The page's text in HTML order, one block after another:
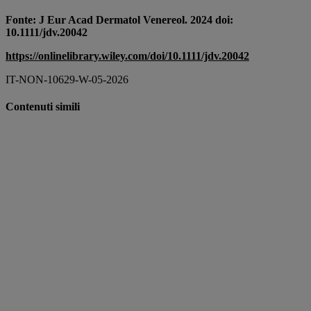
Fonte: J Eur Acad Dermatol Venereol. 2024 doi:
10.1111/jdv.20042
https://onlinelibrary.wiley.com/doi/10.1111/jdv.20042
IT-NON-10629-W-05-2026
Contenuti simili